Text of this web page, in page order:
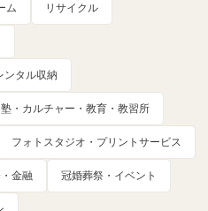
ム リサイクル
ンタル収納
・カルチャー・教育・教習所
フォトスタジオ・プリントサービス
金融 冠婚葬祭・イベント